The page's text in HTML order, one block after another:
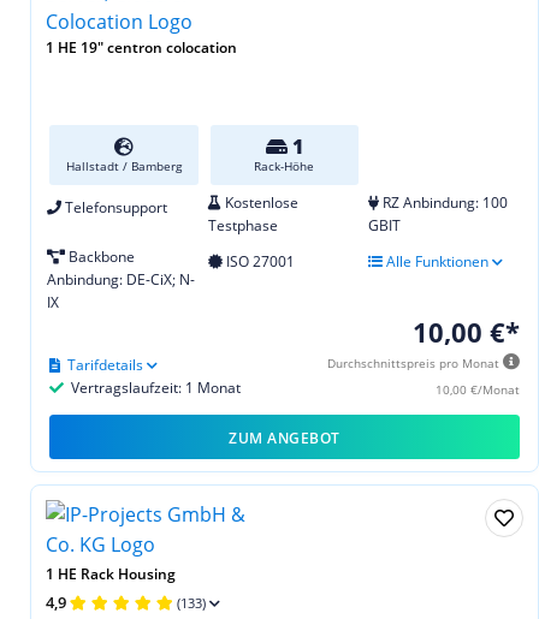
1 HE 19" centron colocation
Hallstadt / Bamberg
1
Rack-Höhe
Telefonsupport
Kostenlose
Testphase
RZ Anbindung: 100
GBIT
Backbone
Anbindung: DE-CiX; N-
IX
ISO 27001 Alle Funktionen
10,00 €*
Durchschnittspreis pro Monat
10,00 €/Monat
Vertragslaufzeit: 1 Monat
Tarifdetails
ZUM ANGEBOT
1 HE Rack Housing
4,9 (133)